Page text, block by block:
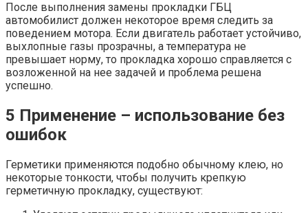
После выполнения замены прокладки ГБЦ
автомобилист должен некоторое время следить за
поведением мотора. Если двигатель работает устойчиво,
выхлопные газы прозрачны, а температура не
превышает норму, то прокладка хорошо справляется с
возложенной на нее задачей и проблема решена
успешно.
5 Применение – использование без
ошибок
Герметики применяются подобно обычному клею, но
некоторые тонкости, чтобы получить крепкую
герметичную прокладку, существуют: